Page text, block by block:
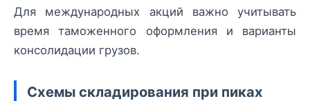
Для международных акций важно учитывать
время таможенного оформления и варианты
консолидации грузов.
Схемы складирования при пиках